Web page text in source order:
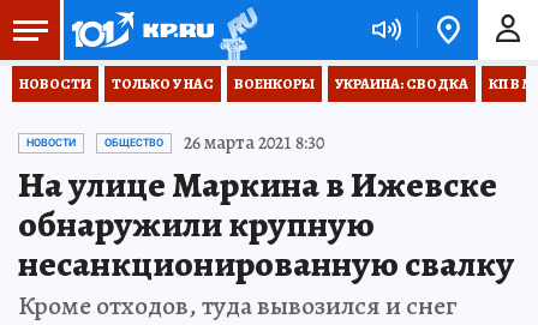
НОВОСТИ ТОЛЬКО У НАС ВОЕНКОРЫ УКРАИНА: СВОДКА КП В
НОВОСТИ ОБЩЕСТВО 26 марта 2021 8:30
На улице Маркина в Ижевске
обнаружили крупную
несанкционированную свалку
Кроме отходов, туда вывозился и снег